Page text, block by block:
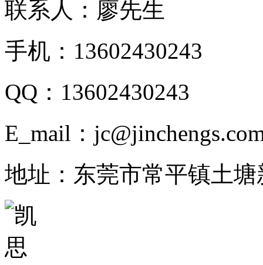
联系人：廖先生
手机：13602430243
QQ：13602430243
E_mail：
地址：东莞市常平镇土